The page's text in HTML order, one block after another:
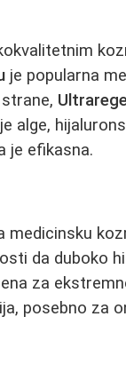
je popularna
alge,
je efikasna.
medicinsku
da duboko
za
posebno za